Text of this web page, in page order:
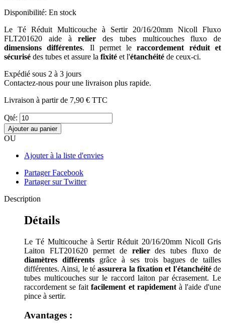
Disponibilité: En stock
Le Té Réduit Multicouche à Sertir 20/16/20mm Nicoll Fluxo
FLT201620 aide àrelier des tubes multicouches fluxo de
dimensions différentes. Il permet leraccordement réduit et
sécurisé des tubes et assure la fixité et l'étanchéité de ceux-ci.
Expédié sous 2 à 3 jours
Contactez-nous pour une livraison plus rapide.
Livraison à partir de 7,90 € TTC
Qté:
Ajouter au panier
OU
Ajouter à la liste d'envies
Partager Facebook
Partager sur Twitter
Description
Détails
Le Té Multicouche à Sertir Réduit 20/16/20mm Nicoll Gris
Laiton FLT201620 permet de relierdes tubes fluxo de
diamètres différents grâce à ses trois bagues de tailles
différentes. Ainsi, le téassurera la fixation et l'étanchéitéde
tubes multicouches sur le raccord laiton par écrasement. Le
raccordement se faitfacilement et rapidementà l'aide d'une
pince à sertir.
Avantages :